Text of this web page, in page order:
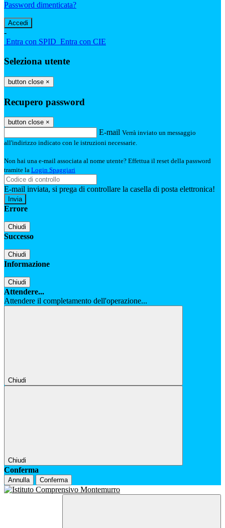
Password dimenticata?
-
Entra con SPID Entra con CIE
Seleziona utente
button close ×
Recupero password
button close ×
E-mail Verrà inviato un messaggio
all'indirizzo indicato con le istruzioni necessarie.
Non hai una e-mail associata al nome utente? Effettua il reset della password
tramite la Login Spaggiari
E-mail inviata, si prega di controllare la casella di posta elettronica!
Errore
Chiudi
Successo
Chiudi
Informazione
Chiudi
Attendere...
Attendere il completamento dell'operazione...
Chiudi
Chiudi
Conferma
Annulla Conferma